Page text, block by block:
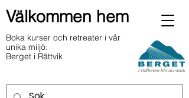
Välkommen hem
Boka kurser och retreater i vår
unika miljö:
Berget i Rättvik